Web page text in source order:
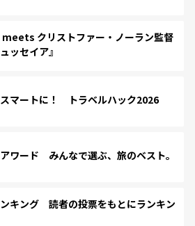
meets クリストファー・ノーラン監督
ッセイア』
マートに！ トラベルハック2026
ワード みんなで選ぶ、旅のベスト。
キング 読者の投票をもとにランキン